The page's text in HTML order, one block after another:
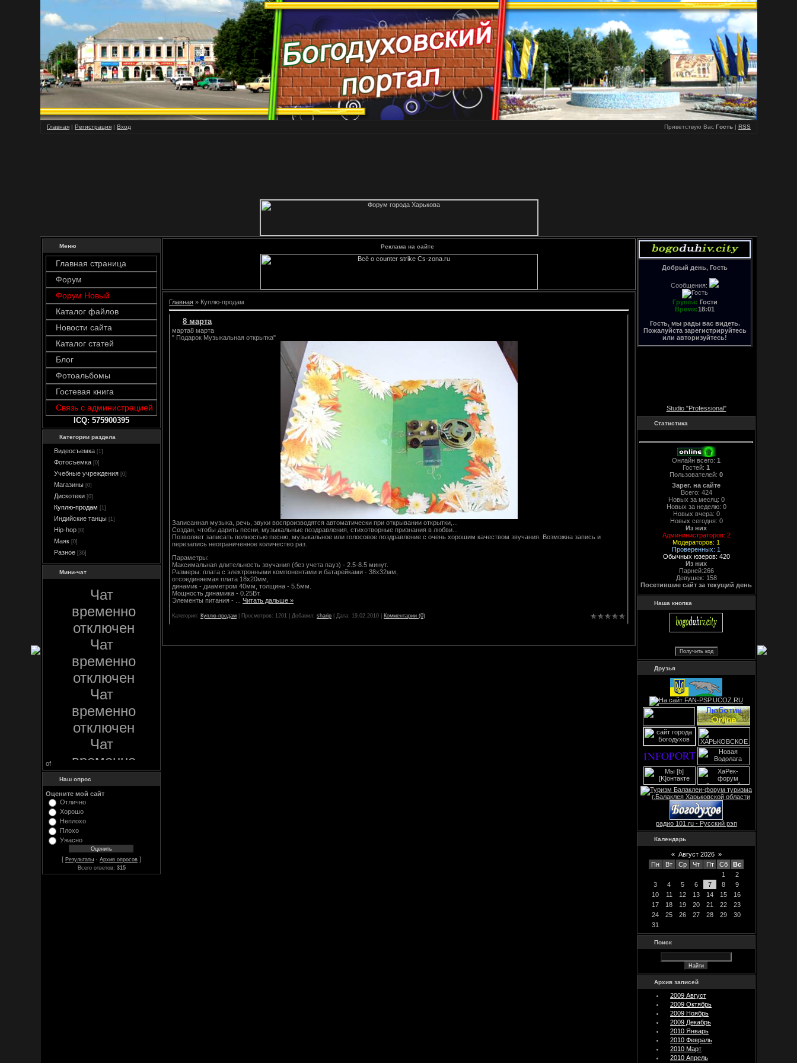
Главная | Регистрация | Вход Приветствую Вас Гость | RSS
Меню
Главная страница
Форум
Форум Новый
Каталог файлов
Новости сайта
Каталог статей
Блог
Фотоальбомы
Гостевая книга
Связь с администрацией
ICQ: 575900395
Категории раздела
Видеосъемка [1]
Фотосъемка [0]
Учебные учреждения [0]
Магазины [0]
Дискотеки [0]
Куплю-продам [1]
Индийские танцы [1]
Hip-hop [0]
Маяк [0]
Разное [36]
Мини-чат
of
Наш опрос
Оцените мой сайт
Отлично
Хорошо
Неплохо
Плохо
Ужасно
[ Результаты · Архив опросов ]
Всего ответов: 315
Реклама на сайте
Главная » Куплю-продам
8 марта
марта8 марта
" Подарок Музыкальная открытка"
Записанная музыка, речь, звуки воспроизводятся автоматически при открывании открытки,...
Создан, чтобы дарить песни, музыкальные поздравления, стихотворные признания в любви...
Позволяет записать полностью песню, музыкальное или голосовое поздравление с очень хорошим качеством звучания. Возможна запись и
перезапись неограниченное количество раз.
Параметры:
Максимальная длительность звучания (без учета пауз) - 2.5-8.5 минут.
Размеры: плата с электронными компонентами и батарейками - 38х32мм,
отсоединяемая плата 18х20мм,
динамик - диаметром 40мм, толщина - 5.5мм.
Мощность динамика - 0.25Вт.
Элементы питания -
Читать дальше »
Категория: Куплю-продам | Просмотров: 1201 | Добавил: sharip | Дата: 19.02.2010 Комментарии (0)
Добрый день, Гость
Сообщения:
Группа: Гости
Время:18:01
Гость, мы рады вас видеть.
Пожалуйста зарегистрируйтесь
или авторизуйтесь!
Studio "Professional"
Статистика
Онлайн всего: 1
Гостей: 1
Пользователей: 0
Зарег. на сайте
Всего: 424
Новых за месяц: 0
Новых за неделю: 0
Новых вчера: 0
Новых сегодня: 0
Из них
Админинистраторов: 2
Модераторов: 1
Проверенных: 1
Обычных юзеров: 420
Из них
Парней:266
Девушек: 158
Посетившие сайт за текущий день
Наша кнопка
Друзья
радио 101.ru - Русский рэп
Календарь
« Август 2026 »
Пн
Вт Ср Чт Пт Сб
Вс
1
2
3
4 5 6 7 8
9
10
11 12 13 14 15
16
17
18 19 20 21 22
23
24
25 26 27 28 29
30
31
Поиск
Архив записей
2009 Август
2009 Октябрь
2009 Ноябрь
2009 Декабрь
2010 Январь
2010 Февраль
2010 Март
2010 Апрель